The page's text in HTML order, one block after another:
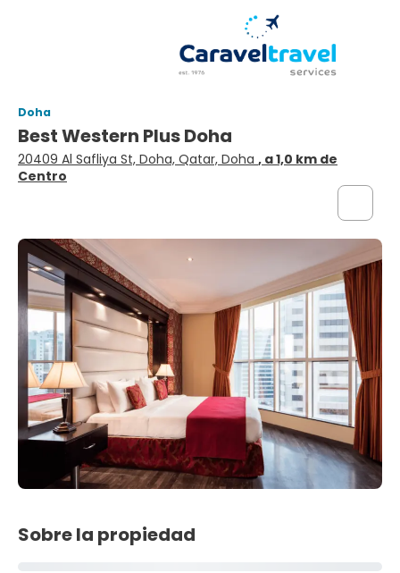
Doha
Best Western Plus Doha
20409 Al Safliya St, Doha, Qatar, Doha , a 1,0 km de
Centro
Sobre la propiedad